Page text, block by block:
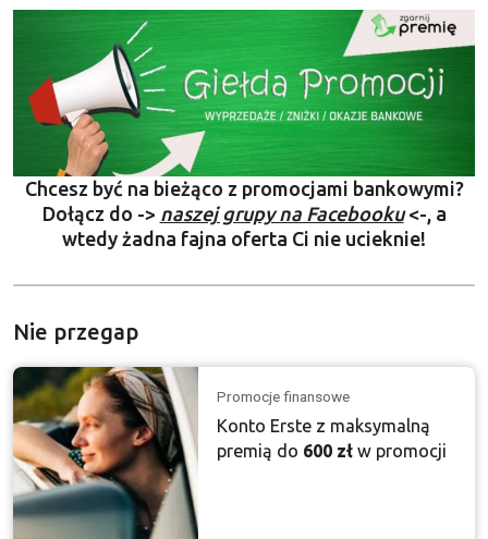
Chcesz być na bieżąco z promocjami bankowymi?
Dołącz do -> naszej grupy na Facebooku<-, a
wtedy żadna fajna oferta Ci nie ucieknie!
Nie przegap
Promocje finansowe
Konto Erste z maksymalną
premią do 600 zł w promocji